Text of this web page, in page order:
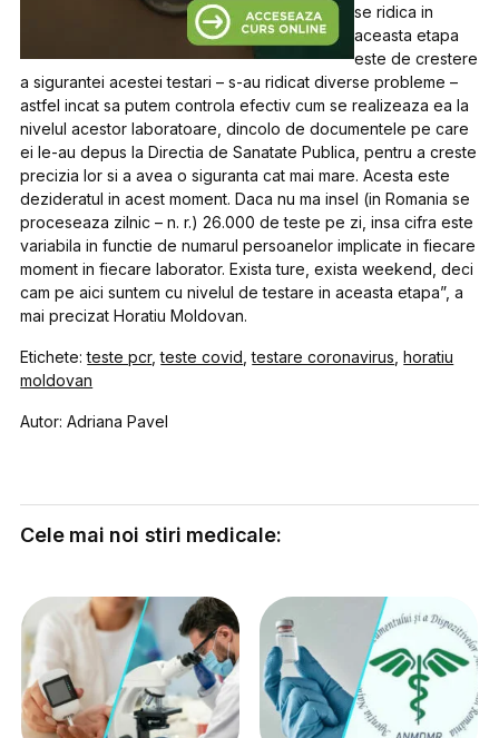
se ridica in
aceasta etapa
este de crestere
a sigurantei acestei testari – s-au ridicat diverse probleme –
astfel incat sa putem controla efectiv cum se realizeaza ea la
nivelul acestor laboratoare, dincolo de documentele pe care
ei le-au depus la Directia de Sanatate Publica, pentru a creste
precizia lor si a avea o siguranta cat mai mare. Acesta este
dezideratul in acest moment. Daca nu ma insel (in Romania se
proceseaza zilnic – n. r.) 26.000 de teste pe zi, insa cifra este
variabila in functie de numarul persoanelor implicate in fiecare
moment in fiecare laborator. Exista ture, exista weekend, deci
cam pe aici suntem cu nivelul de testare in aceasta etapa”, a
mai precizat Horatiu Moldovan.
Etichete:teste pcr,teste covid ,testare coronavirus ,horatiu
moldovan
Autor: Adriana Pavel
Cele mai noi stiri medicale: